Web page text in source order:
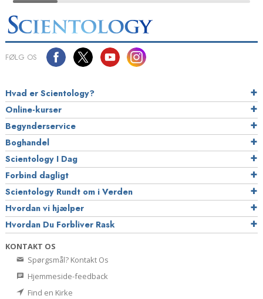
FØLG OS
Hvad er Scientology?
Online-kurser
Begynderservice
Boghandel
Scientology I Dag
Forbind dagligt
Scientology Rundt om i Verden
Hvordan vi hjælper
Hvordan Du Forbliver Rask
KONTAKT OS
Spørgsmål? Kontakt Os
Hjemmeside-feedback
Find en Kirke